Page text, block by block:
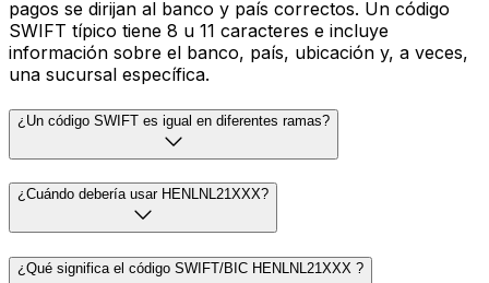
pagos se dirijan al banco y país correctos. Un código
SWIFT típico tiene 8 u 11 caracteres e incluye
información sobre el banco, país, ubicación y, a veces,
una sucursal específica.
¿Un código SWIFT es igual en diferentes ramas?
¿Cuándo debería usar HENLNL21XXX?
¿Qué significa el código SWIFT/BIC HENLNL21XXX ?